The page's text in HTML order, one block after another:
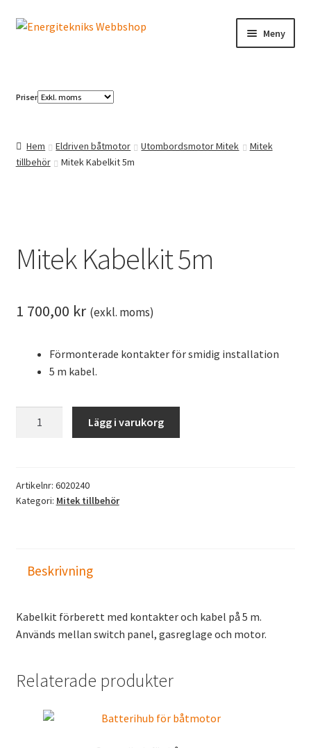
Hoppa
Hoppa
Meny
Solcellspaneler
Växelriktare
Priser
Hem Eldriven båtmotor Utombordsmotor Mitek
Mitek
tillbehör
Mitek Kabelkit 5m
Mitek Kabelkit 5m
1 700,00 kr (exkl. moms)
Förmonterade kontakter för smidig installation
5 m kabel.
Lägg i varukorg
Artikelnr: 6020240
Kategori: Mitek tillbehör
Beskrivning
Kabelkit förberett med kontakter och kabel på 5 m.
Används mellan switch panel, gasreglage och motor.
Relaterade produkter